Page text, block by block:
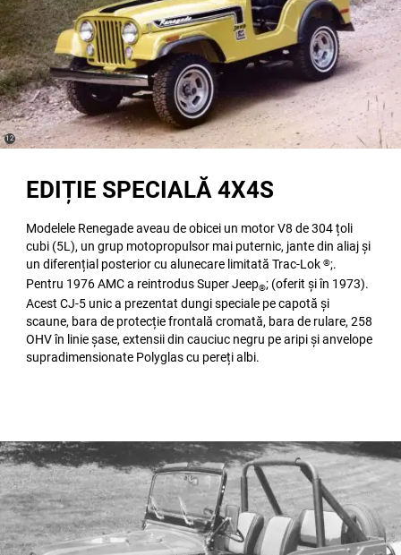
EDIȚIE SPECIALĂ 4X4S
Modelele Renegade aveau de obicei un motor V8 de 304 țoli
cubi (5L), un grup motopropulsor mai puternic, jante din aliaj și
un diferențial posterior cu alunecare limitată Trac-Lok®;.
Pentru 1976 AMC a reintrodus Super Jeep®; (oferit și în 1973).
Acest CJ-5 unic a prezentat dungi speciale pe capotă și
scaune, bara de protecție frontală cromată, bara de rulare, 258
OHV în linie șase, extensii din cauciuc negru pe aripi și anvelope
supradimensionate Polyglas cu pereți albi.
(
Disclosure
12)